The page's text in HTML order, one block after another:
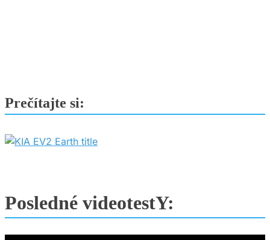
Prečítajte si:
Posledné videotestY: